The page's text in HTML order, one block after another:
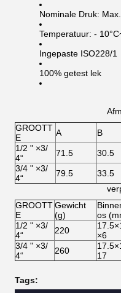
Nominale Druk:
Temperatuur: -
Ingepaste ISO228/1
100% getest lek
GROOTT
E
A B
1/2 " ×3/
4“
71.5 30.5
3/4 " ×3/
4“
79.5 33.5
GROOTT
E
Gewicht
(g)
os
1/2 " ×3/
4“
220
×6
3/4 " ×3/
4“
260
17
Tags: